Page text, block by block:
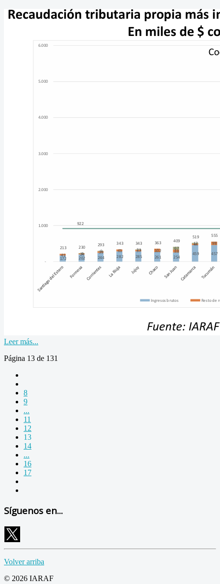
Leer más...
Página 13 de 131
8
9
...
11
12
13
14
...
16
17
Síguenos en...
Volver arriba
© 2026 IARAF